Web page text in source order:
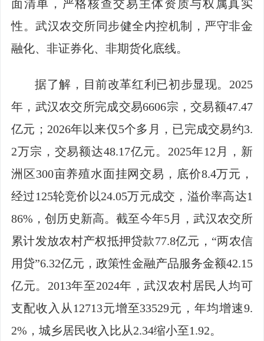
面清单，严格核查交易主体资质与权属真实
性。武汉农交所同步健全内控机制，严守非金
融化、非证券化、非期货化底线。
据了解，目前改革红利已初步显现。2025
年，武汉农交所完成交易6606宗，交易额47.47
亿元；2026年以来仅5个多月，已完成交易约3.
2万宗，交易额达48.17亿元。2025年12月，新
洲区300亩养殖水面挂网交易，底价8.4万元，
经过125轮竞价以24.05万元成交，溢价率高达1
86%，创历史新高。截至今年5月，武汉农交所
累计发放农村产权抵押贷款77.8亿元，“两农信
用贷”6.32亿元，政策性金融产品服务金额42.15
亿元。2013年至2024年，武汉农村居民人均可
支配收入从12713元增至33529元，年均增速9.
2%，城乡居民收入比从2.34缩小至1.92。